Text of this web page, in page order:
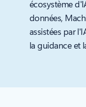
écosystème
données,
assistées par
la guidance et